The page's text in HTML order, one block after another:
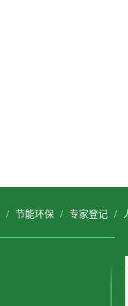
/ 节能环保 / 专家登记 /